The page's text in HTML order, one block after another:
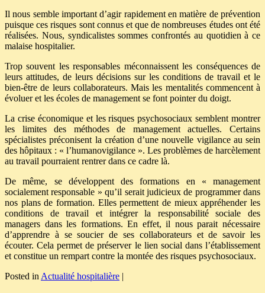
Il nous semble important d’agir rapidement en matière de prévention
puisque ces risques sont connus et que de nombreuses études ont été
réalisées. Nous, syndicalistes sommes confrontés au quotidien à ce
malaise hospitalier.
Trop souvent les responsables méconnaissent les conséquences de
leurs attitudes, de leurs décisions sur les conditions de travail et le
bien-être de leurs collaborateurs. Mais les mentalités commencent à
évoluer et les écoles de management se font pointer du doigt.
La crise économique et les risques psychosociaux semblent montrer
les limites des méthodes de management actuelles. Certains
spécialistes préconisent la création d’une nouvelle vigilance au sein
des hôpitaux : « l’humanovigilance ». Les problèmes de harcèlement
au travail pourraient rentrer dans ce cadre là.
De même, se développent des formations en « management
socialement responsable » qu’il serait judicieux de programmer dans
nos plans de formation. Elles permettent de mieux appréhender les
conditions de travail et intégrer la responsabilité sociale des
managers dans les formations. En effet, il nous parait nécessaire
d’apprendre à se soucier de ses collaborateurs et de savoir les
écouter. Cela permet de préserver le lien social dans l’établissement
et constitue un rempart contre la montée des risques psychosociaux.
Posted in Actualité hospitalière |